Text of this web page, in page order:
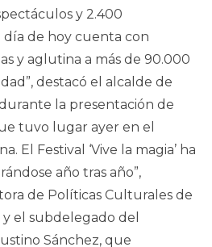
y 2.400
día de hoy cuenta con
y aglutina a más de 90.000
destacó el alcalde de
la presentación de
tuvo lugar ayer en el
El Festival ‘Vive la magia’ ha
año tras año”,
de Políticas Culturales de
y el subdelegado del
Sánchez, que